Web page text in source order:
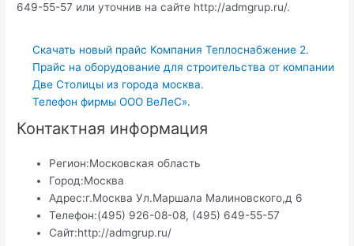
649-55-57 или уточнив на сайте http://admgrup.ru/.
Скачать новый прайс Компания Теплоснабжение 2.
Прайс на оборудование для строительства от компании
Две Столицы из города москва.
Телефон фирмы ООО ВеЛеС».
Контактная информация
Регион:Московская область
Город:Москва
Адрес:г.Москва Ул.Маршала Малиновского,д 6
Телефон:(495) 926-08-08, (495) 649-55-57
Сайт:http://admgrup.ru/